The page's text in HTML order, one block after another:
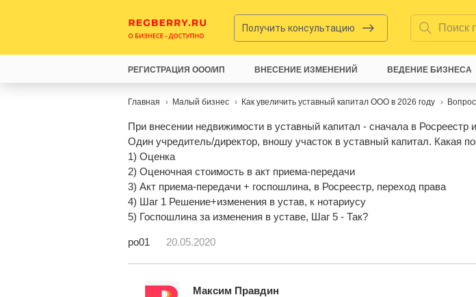
Получить консультацию
Главная Малый бизнес Как увеличить уставный капитал ООО в 2026 году
При внесении недвижимости в уставный капитал - сначала в Росреестр
Один учредитель/директор, вношу участок в уставный капитал. Какая
1) Оценка
2) Оценочная стоимость в акт приема-передачи
3) Акт приема-передачи + госпошлина, в Росреестр, переход права
4) Шаг 1 Решение+изменения в устав, к нотариусу
5) Госпошлина за изменения в уставе, Шаг 5 - Так?
po01 20.05.2020
Максим Правдин
РЕГИСТРАЦИЯ ООО/ИП ВНЕСЕНИЕ ИЗМЕНЕНИЙ ВЕДЕНИЕ БИЗНЕСА